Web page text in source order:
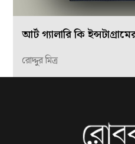
আর্ট গ্যালারি কি
রোদ্দুর মিত্র